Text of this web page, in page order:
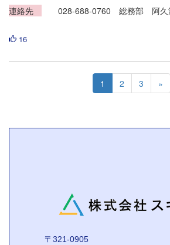
連絡先 028-688-0760 総務部 阿
16
1 2 3 »
〒321-0905